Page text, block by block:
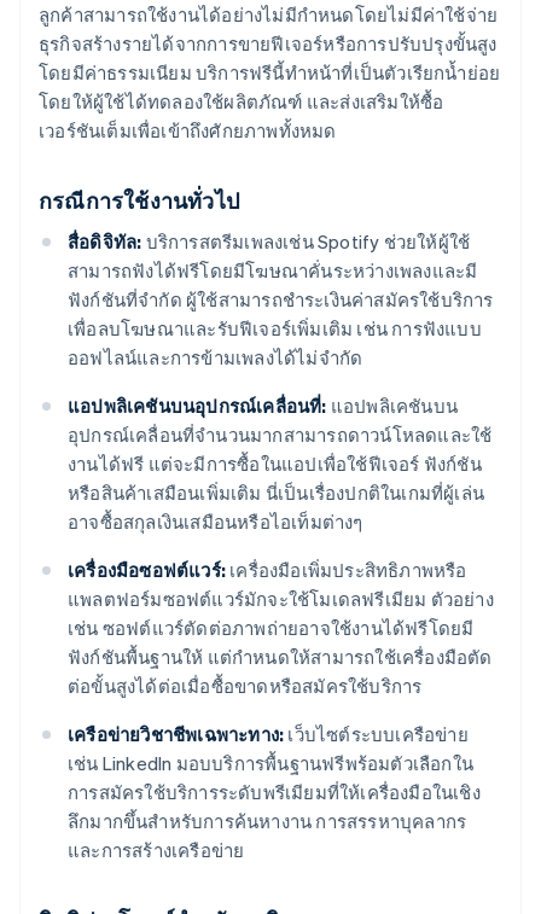
ลูกค้าสามารถใช้งานได้อย่างไม่มีกำหนดโดยไม่มีค่าใช้จ่าย
ธุรกิจสร้างรายได้จากการขายฟีเจอร์หรือการปรับปรุงขั้นสูง
โดยมีค่าธรรมเนียม บริการฟรีนี้ทำหน้าที่เป็นตัวเรียกน้ำย่อย
โดยให้ผู้ใช้ได้ทดลองใช้ผลิตภัณฑ์ และส่งเสริมให้ซื้อ
เวอร์ชันเต็มเพื่อเข้าถึงศักยภาพทั้งหมด
กรณีการใช้งานทั่วไป
สื่อดิจิทัล: บริการสตรีมเพลงเช่น Spotify ช่วยให้ผู้ใช้
สามารถฟังได้ฟรีโดยมีโฆษณาคั่นระหว่างเพลงและมี
ฟังก์ชันที่จำกัด ผู้ใช้สามารถชำระเงินค่าสมัครใช้บริการ
เพื่อลบโฆษณาและรับฟีเจอร์เพิ่มเติม เช่น การฟังแบบ
ออฟไลน์และการข้ามเพลงได้ไม่จำกัด
แอปพลิเคชันบนอุปกรณ์เคลื่อนที่: แอปพลิเคชันบน
อุปกรณ์เคลื่อนที่จำนวนมากสามารถดาวน์โหลดและใช้
งานได้ฟรี แต่จะมีการซื้อในแอปเพื่อใช้ฟีเจอร์ ฟังก์ชัน
หรือสินค้าเสมือนเพิ่มเติม นี่เป็นเรื่องปกติในเกมที่ผู้เล่น
อาจซื้อสกุลเงินเสมือนหรือไอเท็มต่างๆ
เครื่องมือซอฟต์แวร์: เครื่องมือเพิ่มประสิทธิภาพหรือ
แพลตฟอร์มซอฟต์แวร์มักจะใช้โมเดลฟรีเมียม ตัวอย่าง
เช่น ซอฟต์แวร์ตัดต่อภาพถ่ายอาจใช้งานได้ฟรีโดยมี
ฟังก์ชันพื้นฐานให้ แต่กำหนดให้สามารถใช้เครื่องมือตัด
ต่อขั้นสูงได้ต่อเมื่อซื้อขาดหรือสมัครใช้บริการ
เครือข่ายวิชาชีพเฉพาะทาง: เว็บไซต์ระบบเครือข่าย
เช่น LinkedIn มอบบริการพื้นฐานฟรีพร้อมตัวเลือกใน
การสมัครใช้บริการระดับพรีเมียมที่ให้เครื่องมือในเชิง
ลึกมากขึ้นสำหรับการค้นหางาน การสรรหาบุคลากร
และการสร้างเครือข่าย